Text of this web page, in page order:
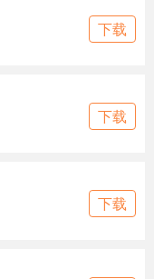
下载
下载
下载